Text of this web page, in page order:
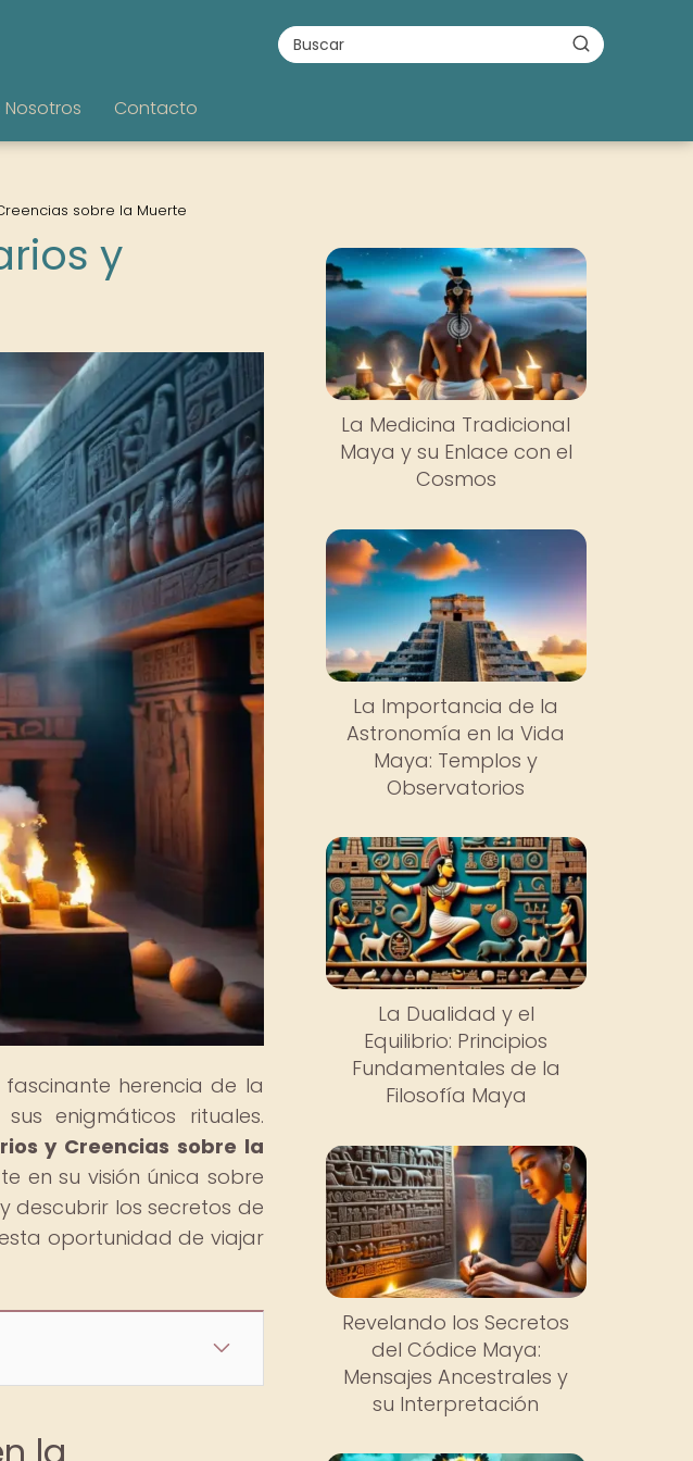
Nosotros Contacto
sobre la Muerte
y
herencia de la
enigmáticos rituales.
y Creencias sobre la
en su visión única sobre
descubrir los secretos de
oportunidad de viajar
La Medicina Tradicional
Maya y su Enlace con el
Cosmos
La Importancia de la
Astronomía en la Vida
Maya: Templos y
Observatorios
La Dualidad y el
Equilibrio: Principios
Fundamentales de la
Filosofía Maya
Revelando los Secretos
del Códice Maya:
Mensajes Ancestrales y
su Interpretación